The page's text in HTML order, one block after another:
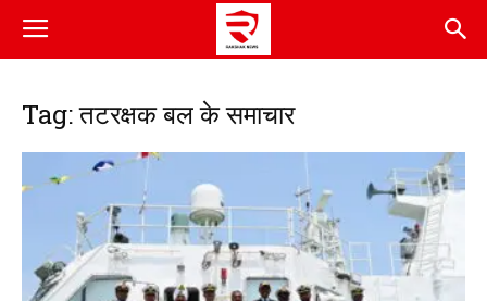
Tag: तटरक्षक बल के समाचार